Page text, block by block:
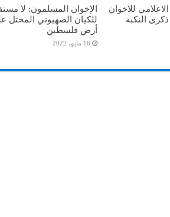
للاخوان
النكبة
الإخوان المسلمون: لا
للكيان الصهيوني المحتل
أرض فلسطين
16 مايو، 2022